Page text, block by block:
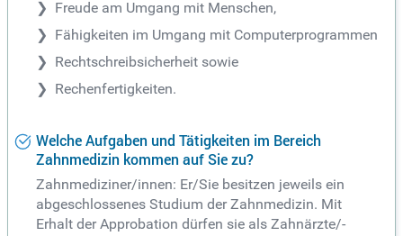
Freude am Umgang mit Menschen,
Fähigkeiten im Umgang mit Computerprogrammen
Rechtschreibsicherheit sowie
Rechenfertigkeiten.
Welche Aufgaben und Tätigkeiten im Bereich
Zahnmedizin kommen auf Sie zu?
Zahnmediziner/innen: Er/Sie besitzen jeweils ein
abgeschlossenes Studium der Zahnmedizin. Mit
Erhalt der Approbation dürfen sie als Zahnärzte/-